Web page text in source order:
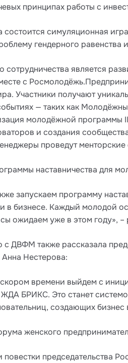
принципах работы с
симуляционная
гендерного равенства
является
с
Участники получают
— таких как
молодёжной программы
и создания
проведут
наставничества для
запускаем программу
в бизнесе. Каждый молодой
ожидаем уже в этом году»,
с ДВФМ также рассказала
Нестерова:
времени выйдем с
БРИКС. Это станет
создающих
женского